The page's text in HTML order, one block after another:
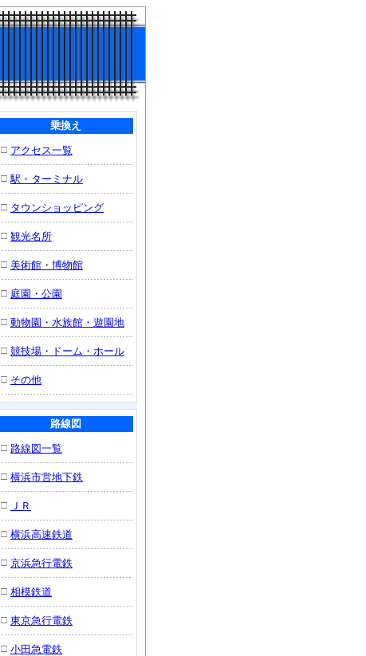
乗換え
□ アクセス一覧
□ 駅・ターミナル
□ タウンショッピング
□ 観光名所
□ 美術館・博物館
□ 庭園・公園
□ 動物園・水族館・遊園地
□ 競技場・ドーム・ホール
□ その他
路線図
□ 路線図一覧
□ 横浜市営地下鉄
□ ＪＲ
□ 横浜高速鉄道
□ 京浜急行電鉄
□ 相模鉄道
□ 東京急行電鉄
□ 小田急電鉄